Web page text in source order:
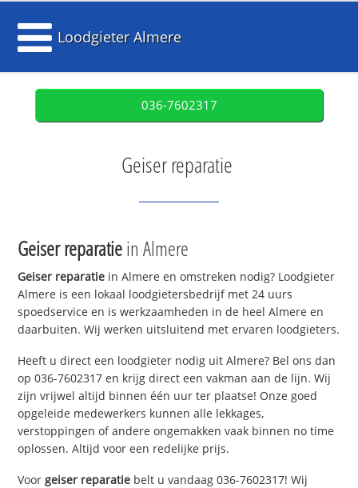
Loodgieter Almere
036-7602317
Geiser reparatie
Geiser reparatiein Almere
Geiser reparatie in Almere en omstreken nodig? Loodgieter
Almere is een lokaal loodgietersbedrijf met 24 uurs
spoedservice en is werkzaamheden in de heel Almere en
daarbuiten. Wij werken uitsluitend met ervaren loodgieters.
Heeft u direct een loodgieter nodig uit Almere? Bel ons dan
op 036-7602317 en krijg direct een vakman aan de lijn. Wij
zijn vrijwel altijd binnen één uur ter plaatse! Onze goed
opgeleide medewerkers kunnen alle lekkages,
verstoppingen of andere ongemakken vaak binnen no time
oplossen. Altijd voor een redelijke prijs.
Voorgeiser reparatie belt u vandaag 036-7602317! Wij